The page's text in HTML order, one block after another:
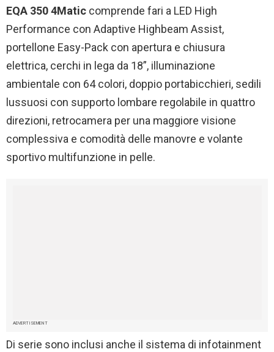
EQA 350 4Matic comprende fari a LED High
Performance con Adaptive Highbeam Assist,
portellone Easy-Pack con apertura e chiusura
elettrica, cerchi in lega da 18”, illuminazione
ambientale con 64 colori, doppio portabicchieri, sedili
lussuosi con supporto lombare regolabile in quattro
direzioni, retrocamera per una maggiore visione
complessiva e comodità delle manovre e volante
sportivo multifunzione in pelle.
ADVERTISEMENT
Di serie sono inclusi anche il sistema di infotainment